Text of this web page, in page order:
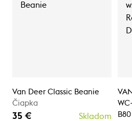
Van Deer Classic Beanie
Čiapka
35 € Skladom